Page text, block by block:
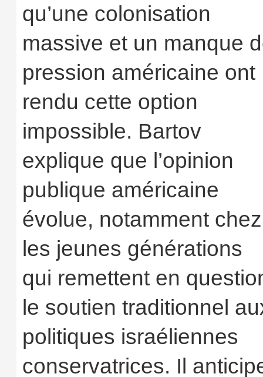
qu’une colonisation
massive et un manque
pression américaine ont
rendu cette option
impossible. Bartov
explique que l’opinion
publique américaine
évolue, notamment chez
les jeunes générations
qui remettent en
le soutien traditionnel
politiques israéliennes
conservatrices. Il